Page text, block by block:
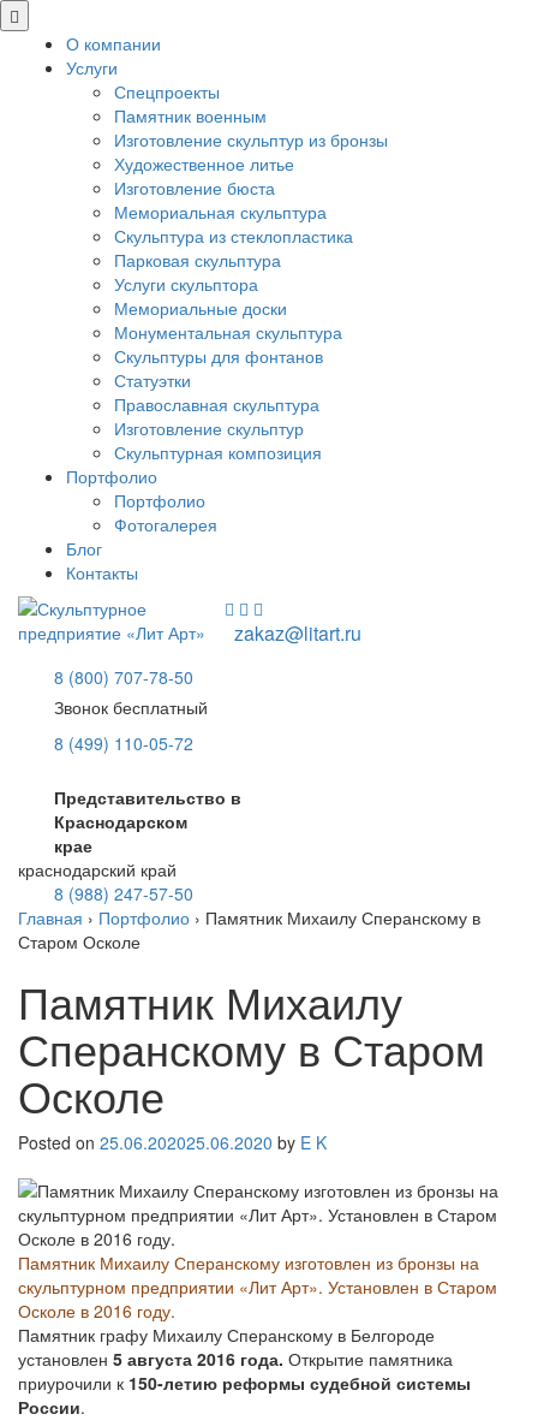
О компании
Услуги
Спецпроекты
Памятник военным
Изготовление скульптур из бронзы
Художественное литье
Изготовление бюста
Мемориальная скульптура
Скульптура из стеклопластика
Парковая скульптура
Услуги скульптора
Мемориальные доски
Монументальная скульптура
Скульптуры для фонтанов
Статуэтки
Православная скульптура
Изготовление скульптур
Скульптурная композиция
Портфолио
Портфолио
Фотогалерея
Блог
Контакты
zakaz@litart.ru
8 (800) 707-78-50
Звонок бесплатный
8 (499) 110-05-72
Представительство в
Краснодарском
крае
краснодарский край
8 (988) 247-57-50
Главная › Портфолио › Памятник Михаилу Сперанскому в
Старом Осколе
Памятник Михаилу
Сперанскому в Старом
Осколе
Posted on 25.06.202025.06.2020 by E K
Памятник Михаилу Сперанскому изготовлен из бронзы на
скульптурном предприятии «Лит Арт». Установлен в Старом
Осколе в 2016 году.
Памятник графу Михаилу Сперанскому в Белгороде
установлен 5 августа 2016 года. Открытие памятника
приурочили к 150-летию реформы судебной системы
России.